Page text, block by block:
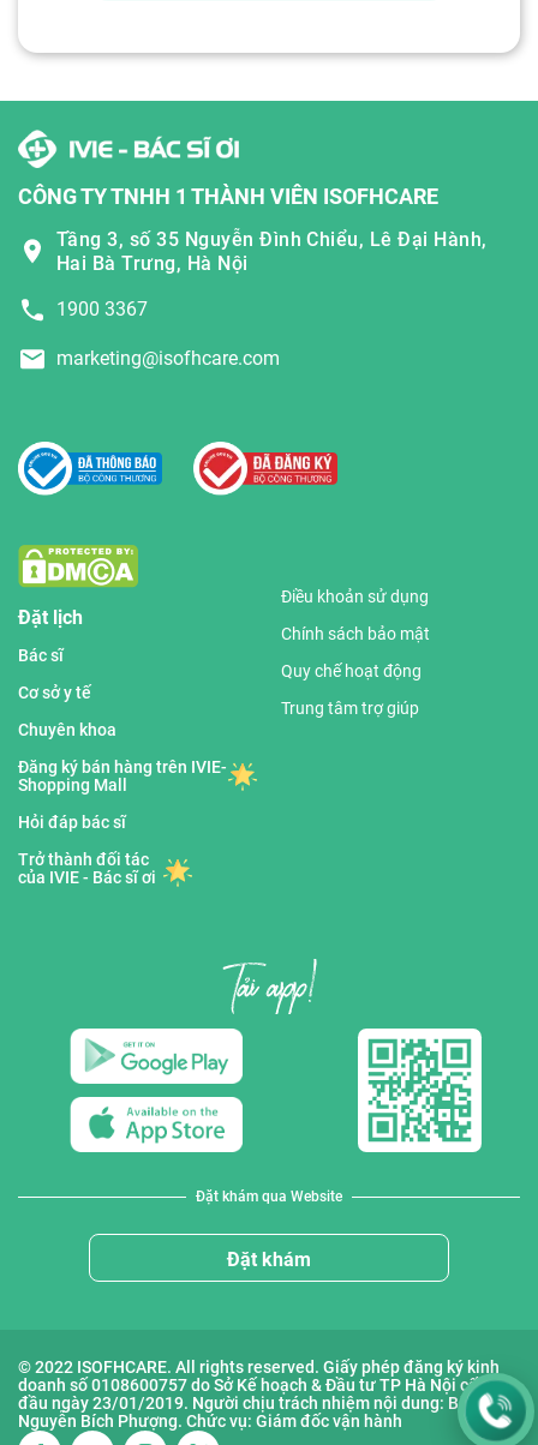
CÔNG TY TNHH 1 THÀNH VIÊN ISOFHCARE
Tầng 3, số 35 Nguyễn Đình Chiểu, Lê Đại Hành,
Hai Bà Trưng, Hà Nội
1900 3367
marketing@isofhcare.com
Đặt lịch
Bác sĩ
Cơ sở y tế
Chuyên khoa
Đăng ký bán hàng trên IVIE-
Shopping Mall
Hỏi đáp bác sĩ
Trở thành đối tác
của IVIE - Bác sĩ ơi
Điều khoản sử dụng
Chính sách bảo mật
Quy chế hoạt động
Trung tâm trợ giúp
Đặt khám qua Website
Đặt khám
© 2022 ISOFHCARE. All rights reserved. Giấy phép đăng ký kinh
doanh số 0108600757 do Sở Kế hoạch & Đầu tư TP Hà Nội cấp lần
đầu ngày 23/01/2019. Người chịu trách nhiệm nội dung: Bà
Nguyễn Bích Phượng. Chức vụ: Giám đốc vận hành